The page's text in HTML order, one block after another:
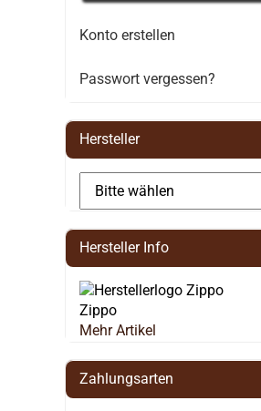
Konto erstellen
Passwort vergessen?
Hersteller
Hersteller Info
Zippo
Mehr Artikel
Zahlungsarten